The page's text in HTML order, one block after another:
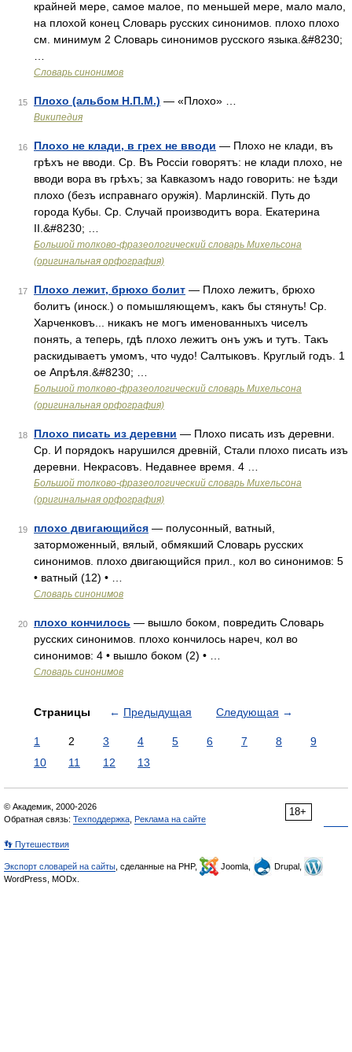
крайней мере, самое малое, по меньшей мере, мало мало,
на плохой конец Словарь русских синонимов. плохо плохо
см. минимум 2 Словарь синонимов русского языка.&#8230;
Словарь синонимов
15 Плохо (альбом Н.П.М.) — «Плохо» …
Википедия
16 Плохо не клади, в грех не вводи — Плохо не клади, въ
грѣхъ не вводи. Ср. Въ Россіи говорятъ: не клади плохо, не
вводи вора въ грѣхъ; за Кавказомъ надо говорить: не ѣзди
плохо (безъ исправнаго оружія). Марлинскій. Путь до
города Кубы. Ср. Случай производитъ вора. Екатерина
II.&#8230; …
Большой толково-фразеологический словарь Михельсона
(оригинальная орфография)
17 Плохо лежит, брюхо болит — Плохо лежитъ, брюхо
болитъ (иноск.) о помышляющемъ, какъ бы стянуть! Ср.
Харченковъ... никакъ не могъ именованныхъ чиселъ
понять, а теперь, гдѣ плохо лежитъ онъ ужъ и тутъ. Такъ
раскидываетъ умомъ, что чудо! Салтыковъ. Круглый годъ. 1
ое Апрѣля.&#8230; …
Большой толково-фразеологический словарь Михельсона
(оригинальная орфография)
18 Плохо писать из деревни — Плохо писать изъ деревни.
Ср. И порядокъ нарушился древній, Стали плохо писать изъ
деревни. Некрасовъ. Недавнее время. 4 …
Большой толково-фразеологический словарь Михельсона
(оригинальная орфография)
19 плохо двигающийся — полусонный, ватный,
заторможенный, вялый, обмякший Словарь русских
синонимов. плохо двигающийся прил., кол во синонимов: 5
• ватный (12) • …
Словарь синонимов
20 плохо кончилось — вышло боком, повредить Словарь
русских синонимов. плохо кончилось нареч, кол во
синонимов: 4 • вышло боком (2) • …
Словарь синонимов
Страницы ← Предыдущая Следующая →
1 2 3 4 5 6 7 8
9
10
11 12 13
18+
© Академик, 2000-2026
Обратная связь: Техподдержка Реклама на сайте
👣 Путешествия
Экспорт словарей на сайты , сделанные на PHP, Joomla,
Drupal,
WordPress, MODx.